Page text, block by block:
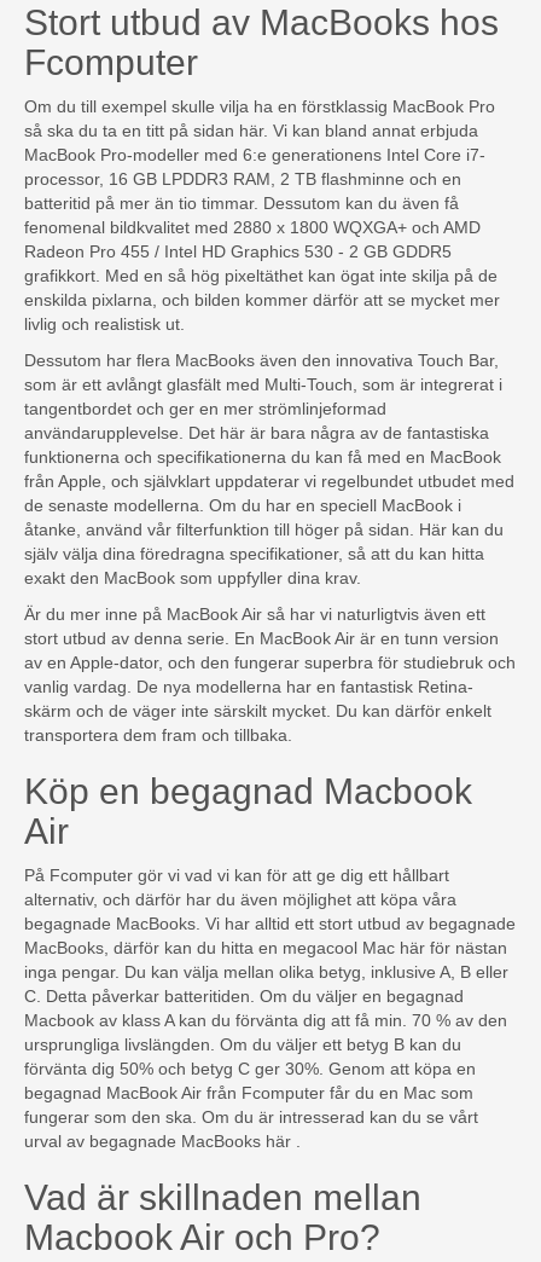
Stort utbud av MacBooks hos
Fcomputer
Om du till exempel skulle vilja ha en förstklassig MacBook Pro
så ska du ta en titt på sidan här. Vi kan bland annat erbjuda
MacBook Pro-modeller med 6:e generationens Intel Core i7-
processor, 16 GB LPDDR3 RAM, 2 TB flashminne och en
batteritid på mer än tio timmar. Dessutom kan du även få
fenomenal bildkvalitet med 2880 x 1800 WQXGA+ och AMD
Radeon Pro 455 / Intel HD Graphics 530 - 2 GB GDDR5
grafikkort. Med en så hög pixeltäthet kan ögat inte skilja på de
enskilda pixlarna, och bilden kommer därför att se mycket mer
livlig och realistisk ut.
Dessutom har flera MacBooks även den innovativa Touch Bar,
som är ett avlångt glasfält med Multi-Touch, som är integrerat i
tangentbordet och ger en mer strömlinjeformad
användarupplevelse. Det här är bara några av de fantastiska
funktionerna och specifikationerna du kan få med en MacBook
från Apple, och självklart uppdaterar vi regelbundet utbudet med
de senaste modellerna. Om du har en speciell MacBook i
åtanke, använd vår filterfunktion till höger på sidan. Här kan du
själv välja dina föredragna specifikationer, så att du kan hitta
exakt den MacBook som uppfyller dina krav.
Är du mer inne på MacBook Air så har vi naturligtvis även ett
stort utbud av denna serie. En MacBook Air är en tunn version
av en Apple-dator, och den fungerar superbra för studiebruk och
vanlig vardag. De nya modellerna har en fantastisk Retina-
skärm och de väger inte särskilt mycket. Du kan därför enkelt
transportera dem fram och tillbaka.
Köp en begagnad Macbook
Air
På Fcomputer gör vi vad vi kan för att ge dig ett hållbart
alternativ, och därför har du även möjlighet att köpa våra
begagnade MacBooks. Vi har alltid ett stort utbud av begagnade
MacBooks, därför kan du hitta en megacool Mac här för nästan
inga pengar. Du kan välja mellan olika betyg, inklusive A, B eller
C. Detta påverkar batteritiden. Om du väljer en begagnad
Macbook av klass A kan du förvänta dig att få min. 70 % av den
ursprungliga livslängden. Om du väljer ett betyg B kan du
förvänta dig 50% och betyg C ger 30%. Genom att köpa en
begagnad MacBook Air från Fcomputer får du en Mac som
fungerar som den ska. Om du är intresserad kan du se vårt
urval av begagnade MacBooks här .
Vad är skillnaden mellan
Macbook Air och Pro?